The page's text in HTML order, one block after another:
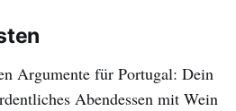
Argumente für Portugal: Dein
Abendessen mit Wein